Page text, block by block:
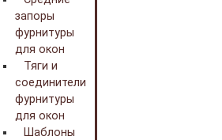
запоры
фурнитуры
для окон
Тяги и
соединители
фурнитуры
для окон
Шаблоны